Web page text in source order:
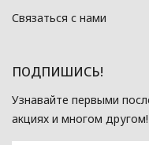
Связаться с нами
ПОДПИШИСЬ!
Узнавайте первыми
акциях и многом другом!